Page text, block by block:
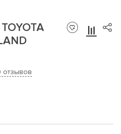
отзывов